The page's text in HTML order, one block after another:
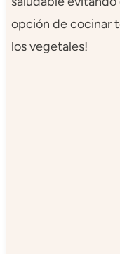
opción de cocinar
los vegetales!